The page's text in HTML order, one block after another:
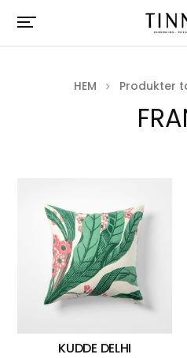
HEM Produkter
KUDDE DELHI